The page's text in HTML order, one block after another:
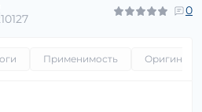
0
Применимость